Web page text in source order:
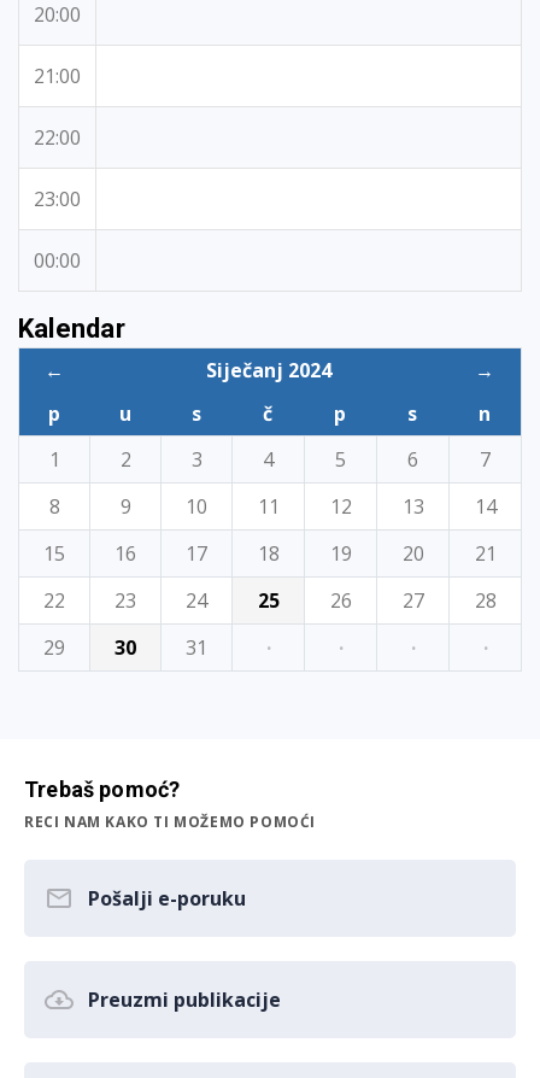
20:00
21:00
22:00
23:00
00:00
Kalendar
← Siječanj 2024
→
p
u s č p s
n
1
2 3 4 5 6
7
8
9 10 11 12 13
14
15
16 17 18 19 20
21
22
23 24 25 26 27
28
29
30 31 · · · ·
Trebaš pomoć?
RECI NAM KAKO TI MOŽEMO POMOĆI
Pošalji e-poruku
Preuzmi publikacije